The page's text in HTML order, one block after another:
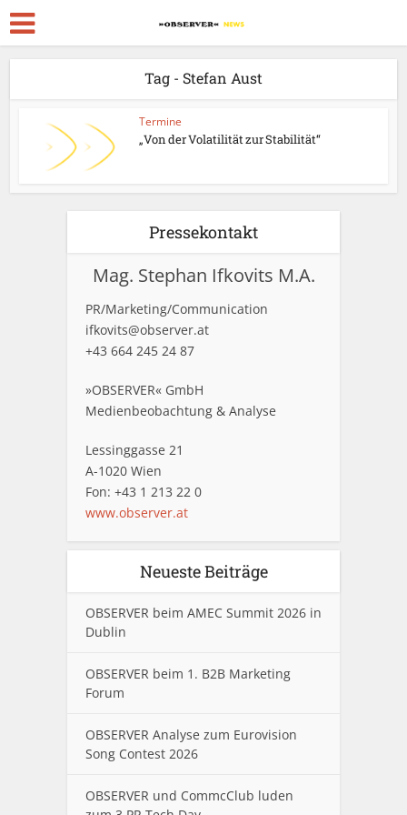
Tag - Stefan Aust
Termine
„Von der Volatilität zur Stabilität“
Pressekontakt
Mag. Stephan Ifkovits M.A.
PR/Marketing/Communication
ifkovits@observer.at
+43 664 245 24 87
»OBSERVER« GmbH
Medienbeobachtung & Analyse
Lessinggasse 21
A-1020 Wien
Fon: +43 1 213 22 0
www.observer.at
Neueste Beiträge
OBSERVER beim AMEC Summit 2026 in
Dublin
OBSERVER beim 1. B2B Marketing
Forum
OBSERVER Analyse zum Eurovision
Song Contest 2026
OBSERVER und CommcClub luden